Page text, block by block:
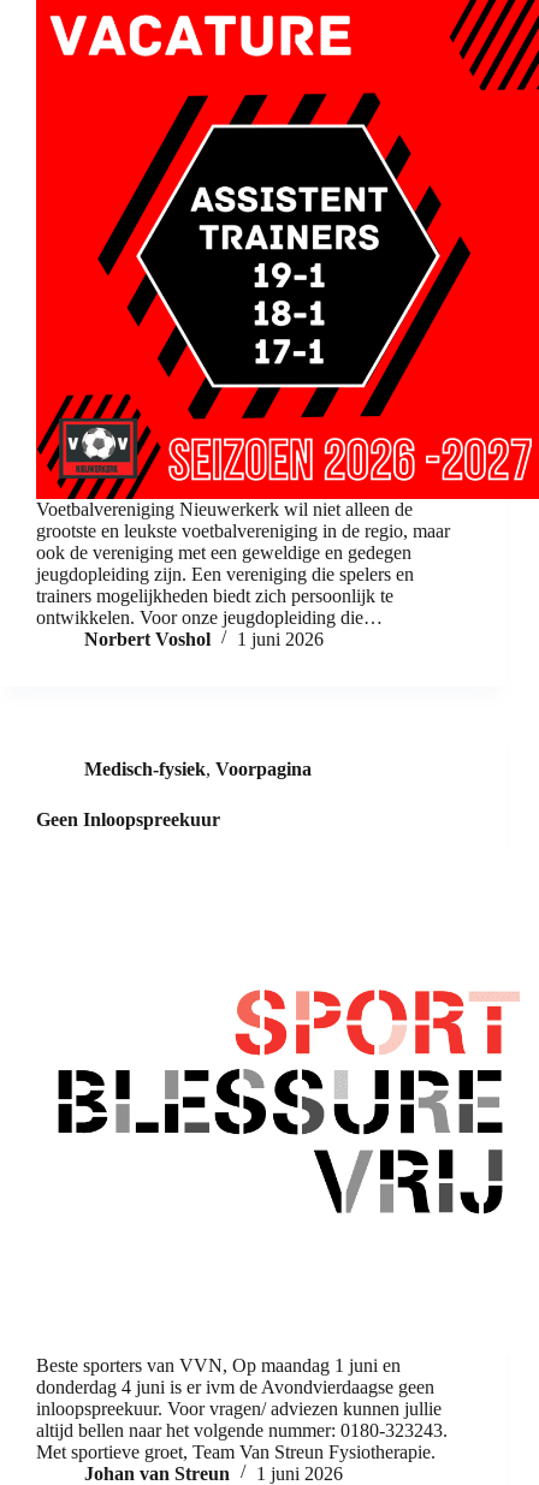
Voetbalvereniging Nieuwerkerk wil niet alleen de
grootste en leukste voetbalvereniging in de regio, maar
ook de vereniging met een geweldige en gedegen
jeugdopleiding zijn. Een vereniging die spelers en
trainers mogelijkheden biedt zich persoonlijk te
ontwikkelen. Voor onze jeugdopleiding die…
Norbert Voshol
1 juni 2026
Medisch-fysiek, Voorpagina
Geen Inloopspreekuur
Beste sporters van VVN, Op maandag 1 juni en
donderdag 4 juni is er ivm de Avondvierdaagse geen
inloopspreekuur. Voor vragen/ adviezen kunnen jullie
altijd bellen naar het volgende nummer: 0180-323243.
Met sportieve groet, Team Van Streun Fysiotherapie.
Johan van Streun
1 juni 2026